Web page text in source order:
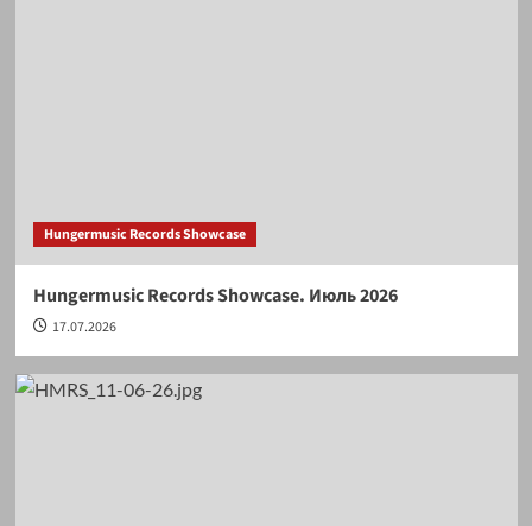
Hungermusic Records Showcase
Hungermusic Records Showcase. Июль 2026
17.07.2026